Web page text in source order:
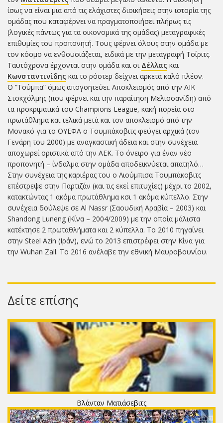
ίσως να είναι μια από τις ελάχιστες διοικήσεις στην ιστορία της
ομάδας που καταφέρνει να πραγματοποιήσει πλήρως τις
(λογικές πάντως για τα οικονομικά της ομάδας) μεταγραφικές
επιθυμίες του προπονητή. Τους φέρνει όλους στην ομάδα με
τον κόσμο να ενθουσιάζεται, ειδικά με την μεταγραφή Τσίριτς.
Ταυτόχρονα έρχονται στην ομάδα και οι Δέλλας και
Κωνσταντινίδης και το ρόστερ δείχνει αρκετά καλό πλέον.
Ο “Τούμπα” όμως απογοητεύει. Αποκλεισμός από την ΑΙΚ
Στοκχόλμης (που φέρνει και την παραίτηση Μελισσανίδη) από
τα προκριματικά του Champions League, κακή πορεία στο
πρωτάθλημα και τελικά μετά και τον αποκλεισμό από την
Μονακό για το ΟΥΕΦΑ ο Τουμπάκοβιτς φεύγει αρχικά (τον
Γενάρη του 2000) με αναγκαστική άδεια και στην συνέχεια
αποχωρεί οριστικά από την ΑΕΚ. Το όνειρο για έναν νέο
προπονητή – ίνδαλμα στην ομάδα αποδεικνύεται απατηλό…
Στην συνέχεια της καριέρας του ο Λιούμπισα Τουμπάκοβιτς
επέστρεψε στην Παρτιζάν (και τις εκεί επιτυχίες) μέχρι το 2002,
κατακτώντας 1 ακόμα πρωτάθλημα κσι 1 ακόμα κύπελλο. Στην
συνέχεια δούλεψε σε Al Nassr (Σαουδική Αραβία – 2003) και
Shandong Luneng (Κίνα – 2004/2009) με την οποία μάλιστα
κατέκτησε 2 πρωταθλήματα και 2 κύπελλα. Το 2010 πηγαίνει
στην Steel Azin (Ιράν), ενώ το 2013 επιστρέφει στην Κίνα για
την Wuhan Zall. Το 2016 ανέλαβε την εθνική Μαυροβουνίου.
Δείτε επίσης
Βλάνταν Ματιάσεβιτς